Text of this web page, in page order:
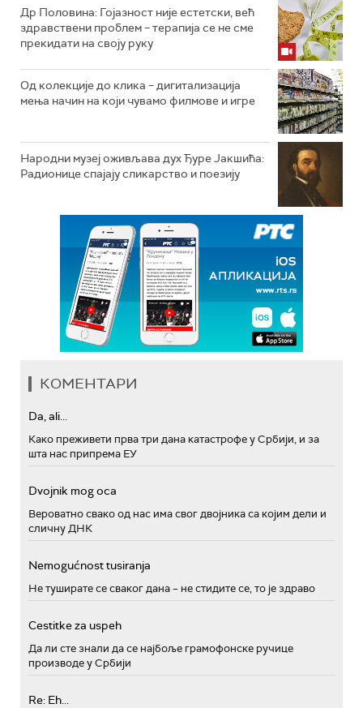
Др Половина: Гојазност није естетски, већ
здравствени проблем – терапија се не сме
прекидати на своју руку
Од колекције до клика – дигитализација
мења начин на који чувамо филмове и игре
Народни музеј оживљава дух Ђуре Јакшића:
Радионице спајају сликарство и поезију
КОМЕНТАРИ
Da, ali...
Како преживети прва три дана катастрофе у Србији, и за
шта нас припрема ЕУ
Dvojnik mog oca
Вероватно свако од нас има свог двојника са којим дели и
сличну ДНК
Nemogućnost tusiranja
Не туширате се сваког дана – не стидите се, то је здраво
Cestitke za uspeh
Да ли сте знали да се најбоље грамофонске ручице
производе у Србији
Re: Eh...